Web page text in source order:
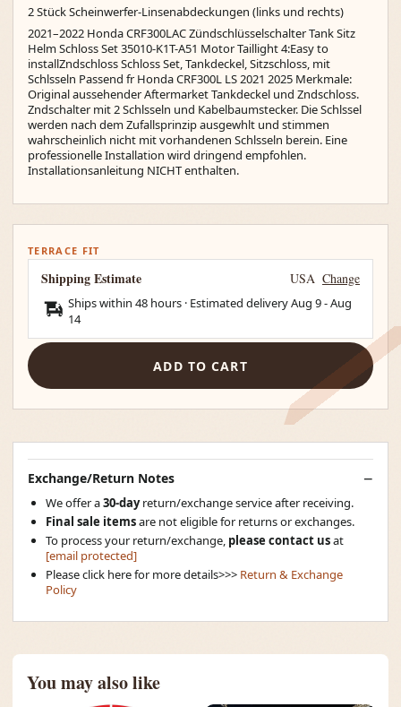
2 Stück Scheinwerfer-Linsenabdeckungen (links und rechts)
2021–2022 Honda CRF300LAC Zündschlüsselschalter Tank Sitz
Helm Schloss Set 35010-K1T-A51 Motor Taillight 4:Easy to
installZndschloss Schloss Set, Tankdeckel, Sitzschloss, mit
Schlsseln Passend fr Honda CRF300L LS 2021 2025 Merkmale:
Original aussehender Aftermarket Tankdeckel und Zndschloss.
Zndschalter mit 2 Schlsseln und Kabelbaumstecker. Die Schlssel
werden nach dem Zufallsprinzip ausgewhlt und stimmen
wahrscheinlich nicht mit vorhandenen Schlsseln berein. Eine
professionelle Installation wird dringend empfohlen.
Installationsanleitung NICHT enthalten.
TERRACE FIT
Shipping Estimate USA Change
Ships within 48 hours · Estimated deliveryAug 9-Aug
14
ADD TO CART
Exchange/Return Notes
We offer a30-dayreturn/exchange service after receiving.
Final sale itemsare not eligible for returns or exchanges.
To process your return/exchange, please contact usat
[email protected]
Please click here for more details>>> Return & Exchange
Policy
You may also like